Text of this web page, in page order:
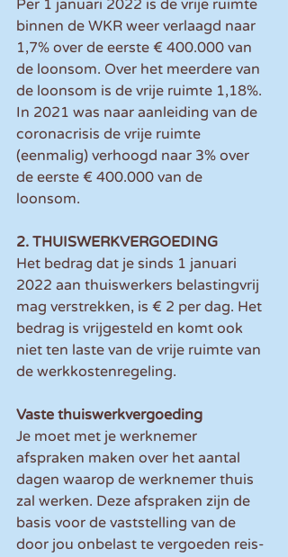
Per 1 januari 2022 is de vrije ruimte
binnen de WKR weer verlaagd naar
1,7% over de eerste € 400.000 van
de loonsom. Over het meerdere van
de loonsom is de vrije ruimte 1,18%.
In 2021 was naar aanleiding van de
coronacrisis de vrije ruimte
(eenmalig) verhoogd naar 3% over
de eerste € 400.000 van de
loonsom.
2. THUISWERKVERGOEDING
Het bedrag dat je sinds 1 januari
2022 aan thuiswerkers belastingvrij
mag verstrekken, is € 2 per dag. Het
bedrag is vrijgesteld en komt ook
niet ten laste van de vrije ruimte van
de werkkostenregeling.
Vaste thuiswerkvergoeding
Je moet met je werknemer
afspraken maken over het aantal
dagen waarop de werknemer thuis
zal werken. Deze afspraken zijn de
basis voor de vaststelling van de
door jou onbelast te vergoeden reis-